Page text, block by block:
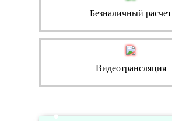
Безналичный расчет
Видеотрансляция